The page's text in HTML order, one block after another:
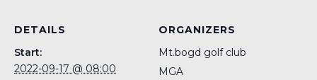
DETAILS
Start:
2022-09-17 @ 08:00
ORGANIZERS
Mt.bogd golf club
MGA